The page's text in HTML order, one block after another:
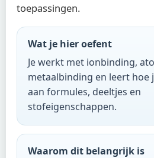
toepassingen.
Wat je hier oefent
Je werkt met ionbinding,
metaalbinding en leert hoe
aan formules, deeltjes en
stofeigenschappen.
Waarom dit belangrijk is